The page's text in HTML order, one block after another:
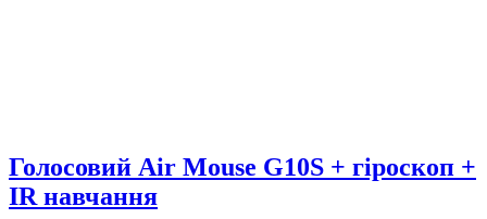
Голосовий Air Mouse G10S + гіроскоп +
IR навчання